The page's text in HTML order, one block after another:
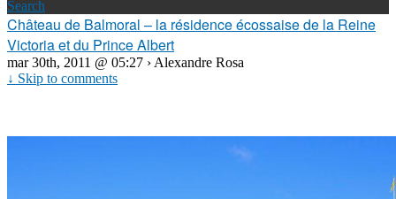
Search
Château de Balmoral – la résidence écossaise de la Reine
Victoria et du Prince Albert
mar 30th, 2011 @ 05:27 › Alexandre Rosa
↓ Skip to comments